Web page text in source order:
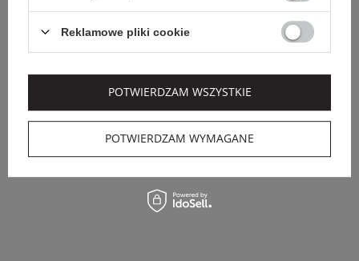
Reklamowe pliki cookie
POTWIERDZAM WYMAGANE
POTWIERDZAM WSZYSTKIE